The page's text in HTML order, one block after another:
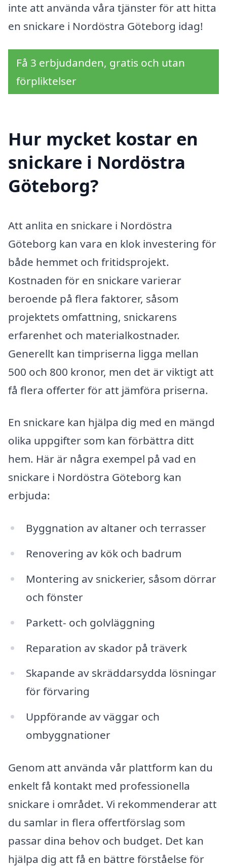
inte att använda våra tjänster för att hitta
en snickare i Nordöstra Göteborg idag!
Få 3 erbjudanden, gratis och utan
förpliktelser
Hur mycket kostar en
snickare i Nordöstra
Göteborg?
Att anlita en snickare i Nordöstra
Göteborg kan vara en klok investering för
både hemmet och fritidsprojekt.
Kostnaden för en snickare varierar
beroende på flera faktorer, såsom
projektets omfattning, snickarens
erfarenhet och materialkostnader.
Generellt kan timpriserna ligga mellan
500 och 800 kronor, men det är viktigt att
få flera offerter för att jämföra priserna.
En snickare kan hjälpa dig med en mängd
olika uppgifter som kan förbättra ditt
hem. Här är några exempel på vad en
snickare i Nordöstra Göteborg kan
erbjuda:
Byggnation av altaner och terrasser
Renovering av kök och badrum
Montering av snickerier, såsom dörrar
och fönster
Parkett- och golvläggning
Reparation av skador på träverk
Skapande av skräddarsydda lösningar
för förvaring
Uppförande av väggar och
ombyggnationer
Genom att använda vår plattform kan du
enkelt få kontakt med professionella
snickare i området. Vi rekommenderar att
du samlar in flera offertförslag som
passar dina behov och budget. Det kan
hjälpa dig att få en bättre förståelse för